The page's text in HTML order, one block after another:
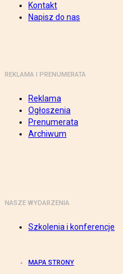
Kontakt
Napisz do nas
REKLAMA I PRENUMERATA
Reklama
Ogłoszenia
Prenumerata
Archiwum
NASZE WYDARZENIA
Szkolenia i konferencje
MAPA STRONY